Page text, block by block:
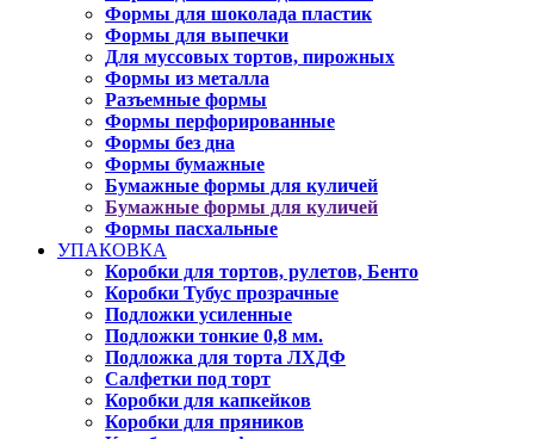
Формы для шоколада пластик
Формы для выпечки
Для муссовых тортов, пирожных
Формы из металла
Разъемные формы
Формы перфорированные
Формы без дна
Формы бумажные
Бумажные формы для куличей
Бумажные формы для куличей
Формы пасхальные
УПАКОВКА
Коробки для тортов, рулетов, Бенто
Коробки Тубус прозрачные
Подложки усиленные
Подложки тонкие 0,8 мм.
Подложка для торта ЛХДФ
Салфетки под торт
Коробки для капкейков
Коробки для пряников